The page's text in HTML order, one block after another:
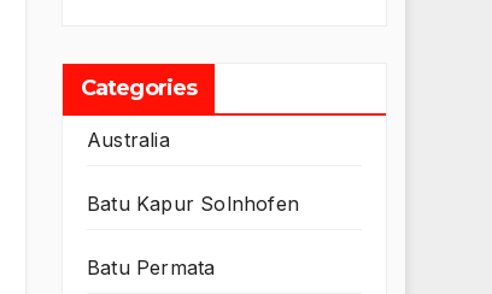
Categories
Australia
Batu Kapur Solnhofen
Batu Permata